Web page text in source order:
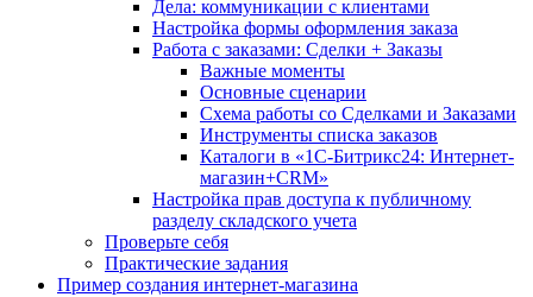
Дела: коммуникации с клиентами
Настройка формы оформления заказа
Работа с заказами: Сделки + Заказы
Важные моменты
Основные сценарии
Схема работы со Сделками и Заказами
Инструменты списка заказов
Каталоги в «1С-Битрикс24: Интернет-
магазин+CRM»
Настройка прав доступа к публичному
разделу складского учета
Проверьте себя
Практические задания
Пример создания интернет-магазина